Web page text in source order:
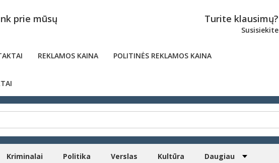
prie mūsų Turite klausimų?
Susisiekite
REKLAMOS KAINA POLITINĖS REKLAMOS KAINA
Kriminalai Politika Verslas Kultūra Daugiau